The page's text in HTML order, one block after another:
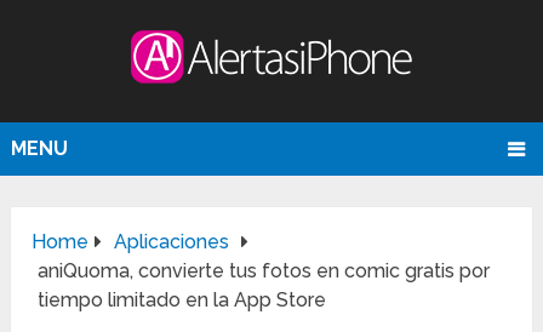
MENU
Home
Aplicaciones
aniQuoma, convierte tus fotos en comic gratis por
tiempo limitado en la App Store